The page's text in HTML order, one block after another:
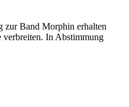
zur Band Morphin erhalten
verbreiten. In Abstimmung